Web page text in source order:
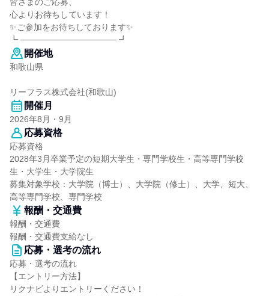
心よりお待ちしています！
✨ご参加をお待ちしております✨
┗ ──────────────── ┛
開催地
和歌山県
リーフラス株式会社(和歌山)
開催月
2026年8月・9月
応募資格
応募資格
2028年3月卒業予定の短期大学生・専門学校生・高等専門学校
生・大学生・大学院生
募集対象学校：大学院（博士）、大学院（修士）、大学、短大、
高等専門学校、専門学校
報酬・交通費
報酬・交通費
報酬・交通費支給なし
応募・選考の流れ
応募・選考の流れ
【エントリー方法】
リクナビよりエントリーください！